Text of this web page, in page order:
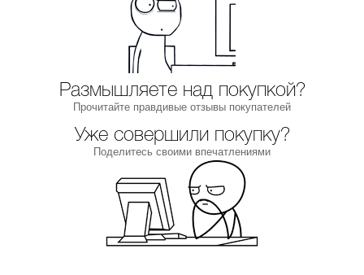
Размышляете над покупкой?
Прочитайте правдивые отзывы покупателей
Уже совершили покупку?
Поделитесь своими впечатлениями